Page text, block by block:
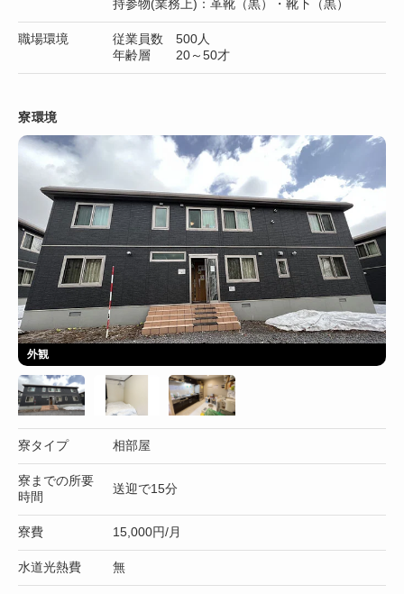
持参物(業務上)：革靴（黒）・靴下（黒）
職場環境
従業員数 500人
年齢層 20～50才
寮環境
外観
寮タイプ 相部屋
寮までの所要
時間
送迎で15分
寮費 15,000円/月
水道光熱費 無